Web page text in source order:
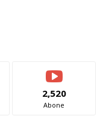
2,520
Abone